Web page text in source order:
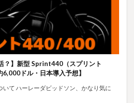
？】新型 Sprint440（スプリント
ドル・日本導入予想】
て ハーレーダビッドソン、かなり気に